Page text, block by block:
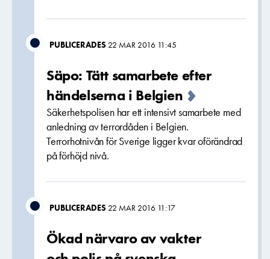
PUBLICERADES 22 MAR 2016 11:45
Säpo: Tätt samarbete efter
händelserna i Belgien
Säkerhetspolisen har ett intensivt samarbete med
anledning av terrordåden i Belgien.
Terrorhotnivån för Sverige ligger kvar oförändrad
på förhöjd nivå.
PUBLICERADES 22 MAR 2016 11:17
Ökad närvaro av vakter